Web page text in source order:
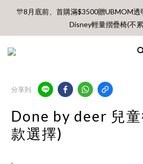
🎊8月底前、首購滿$3500贈UBMOM
Disney輕量摺疊椅(不
🎊8月底前、首購滿$3500贈UBMOM
Disney輕量摺疊椅(不
【村却國際溫泉酒店】指定平日免加
8月 新會員 首購免運
🎊8月底前、首購滿$3500贈UBMOM透
分享到
Done by deer 兒
款選擇)